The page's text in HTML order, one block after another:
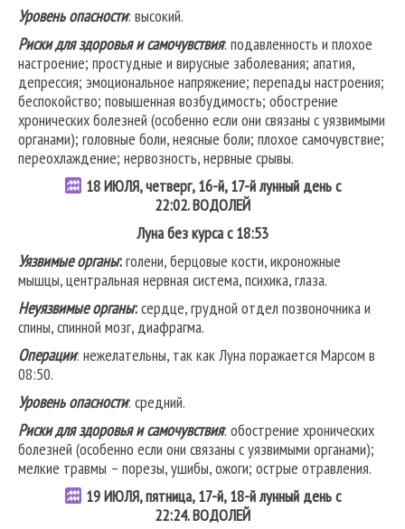
Уровень опасности: высокий.
Риски для здоровья и самочувствия: подавленность и плохое
настроение; простудные и вирусные заболевания; апатия,
депрессия; эмоциональное напряжение; перепады настроения;
беспокойство; повышенная возбудимость; обострение
хронических болезней (особенно если они связаны с уязвимыми
органами); головные боли, неясные боли; плохое самочувствие;
переохлаждение; нервозность, нервные срывы.
18ИЮЛЯ, четверг, 16-й, 17-й лунный день с
22:02.ВОДОЛЕЙ
Луна без курса с 18:53
Уязвимые органы:голени, берцовые кости, икроножные
мышцы, центральная нервная система, психика, глаза.
Неуязвимые органы:сердце, грудной отдел позвоночника и
спины, спинной мозг, диафрагма.
Операции: нежелательны, так как Луна поражается Марсом в
08:50.
Уровень опасности: средний.
Риски для здоровья и самочувствия: обострение хронических
болезней (особенно если они связаны с уязвимыми органами);
мелкие травмы – порезы, ушибы, ожоги; острые отравления.
19ИЮЛЯ, пятница, 17-й, 18-й лунный день с
22:24.ВОДОЛЕЙ